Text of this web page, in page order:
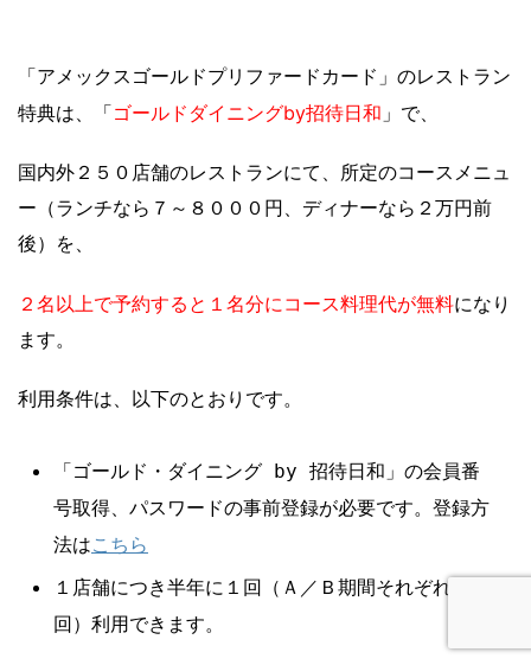
「アメックスゴールドプリファードカード」のレストラン
特典は、「ゴールドダイニングby招待日和 」で、
国内外２５０店舗のレストランにて、所定のコースメニュ
ー（ランチなら７～８０００円、ディナーなら２万円前
後）を、
２名以上で予約すると １名分にコース料理代が無料になり
ます。
利用条件は、以下のとおりです。
「ゴールド・ダイニング by 招待日和」の会員番
号取得、パスワードの事前登録が必要です。登録方
法はこちら
１店舗につき半年に１回（Ａ／Ｂ期間それぞれ１
回）利用できます。